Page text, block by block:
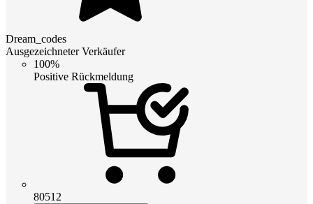
Dream_codes
Ausgezeichneter Verkäufer
100%
Positive Rückmeldung
80512